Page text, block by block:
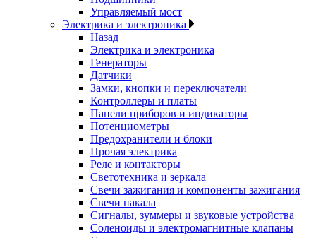
Управляемый мост
Электрика и электроника
Назад
Электрика и электроника
Генераторы
Датчики
Замки, кнопки и переключатели
Контроллеры и платы
Панели приборов и индикаторы
Потенциометры
Предохранители и блоки
Прочая электрика
Реле и контакторы
Светотехника и зеркала
Свечи зажигания и компоненты зажигания
Свечи накала
Сигналы, зуммеры и звуковые устройства
Соленоиды и электромагнитные клапаны